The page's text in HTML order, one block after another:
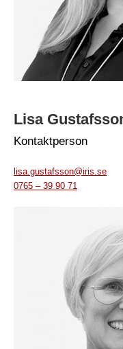
Lisa
Kontaktperson
lisa.gustafsson@iris.se
0765 – 39 90 71